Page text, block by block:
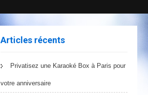
Articles récents
Privatisez une Karaoké Box à Paris pour
votre anniversaire